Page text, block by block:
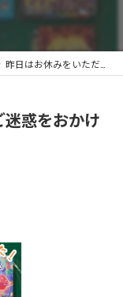
昨日はお休みをいただき、ご迷惑をおかけしました💦
惑をおかけ